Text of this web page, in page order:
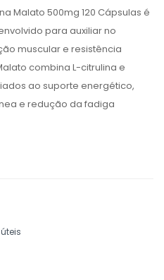
Malato 500mg 120 Cápsulas é
para auxiliar no
muscular e resistência
combina L-citrulina e
ao suporte energético,
e redução da fadiga